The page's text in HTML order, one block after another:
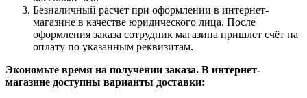
Безналичный расчет при оформлении в интернет-
магазине в качестве юридического лица. После
оформления заказа сотрудник магазина пришлет счёт на
оплату по указанным реквизитам.
Экономьте время на получении заказа. В интернет-
магазине доступны варианты доставки: